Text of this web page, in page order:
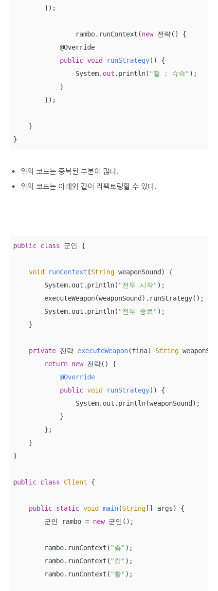
        });
                rambo.runContext(
new 전략() {
            @Override
public void runStrategy( )
{
                System.
out .println( "활 : 슈슉" );
            }
        });
    }
}
위의 코드는 중복된 부분이 많다.
위의 코드는 아래와 같이 리팩토링할 수 있다.
public class 군인 {
void runContext (String weaponSound )
{
        System.out.println(
"전투 시작" );
        executeWeapon(weaponSound).runStrategy();
        System.out.println(
"전투 종료" );
    }
private 전략 executeWeapon(final String
return new 전략() {
@Override
public void runStrategy( )
{
                System.out.println(weaponSound);
            }
        };
    }
}
public class Client {
public static void main(String [] args)
{
        군인 rambo =
new 군인();
        rambo.runContext(
"총" );
        rambo.runContext(
"칼" );
        rambo.runContext(
"활" );